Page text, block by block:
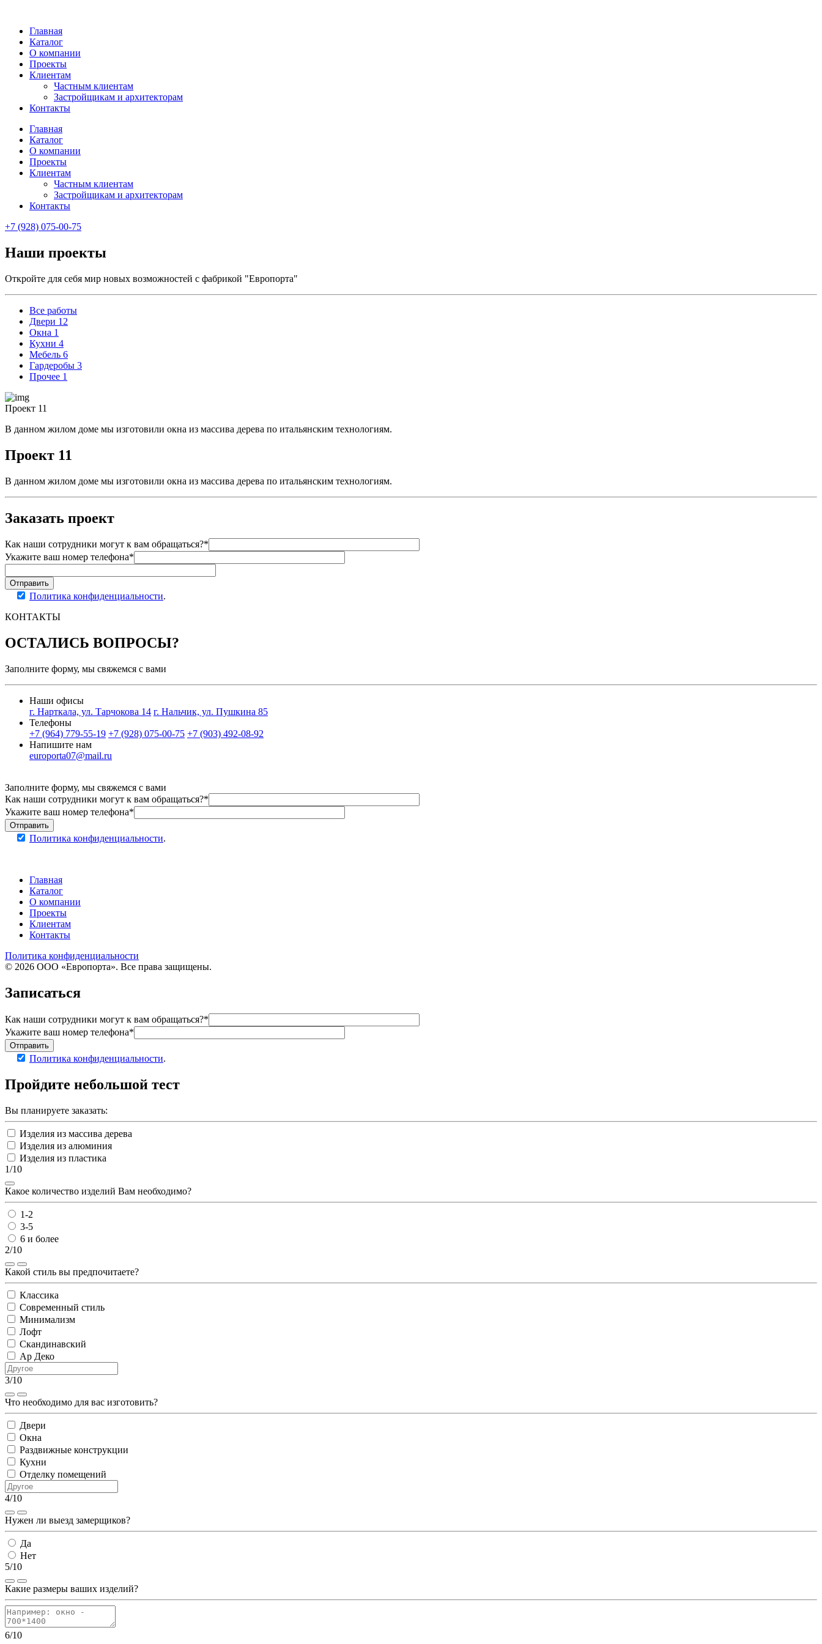
Главная
Каталог
О компании
Проекты
Клиентам
Частным клиентам
Застройщикам и архитекторам
Контакты
Главная
Каталог
О компании
Проекты
Клиентам
Частным клиентам
Застройщикам и архитекторам
Контакты
+7 (928) 075-00-75
Наши проекты
Откройте для себя мир новых возможностей с фабрикой "Европорта"
Все работы
Двери 12
Окна 1
Кухни 4
Мебель 6
Гардеробы 3
Прочее 1
Проект 11
В данном жилом доме мы изготовили окна из массива дерева по итальянским технологиям.
Проект 11
В данном жилом доме мы изготовили окна из массива дерева по итальянским технологиям.
Заказать проект
Как наши сотрудники могут к вам обращаться?*
Укажите ваш номер телефона*
Отправить
Политика конфиденциальности.
КОНТАКТЫ
ОСТАЛИСЬ ВОПРОСЫ?
Заполните форму, мы свяжемся с вами
Наши офисы
г. Нарткала, ул. Тарчокова 14 г. Нальчик, ул. Пушкина 85
Телефоны
+7 (964) 779-55-19 +7 (928) 075-00-75 +7 (903) 492-08-92
Напишите нам
europorta07@mail.ru
Заполните форму, мы свяжемся с вами
Как наши сотрудники могут к вам обращаться?*
Укажите ваш номер телефона*
Отправить
Политика конфиденциальности.
Главная
Каталог
О компании
Проекты
Клиентам
Контакты
Политика конфиденциальности
© 2026 ООО «Европорта». Все права защищены.
Записаться
Как наши сотрудники могут к вам обращаться?*
Укажите ваш номер телефона*
Отправить
Политика конфиденциальности.
Пройдите небольшой тест
Вы планируете заказать:
Изделия из массива дерева
Изделия из алюминия
Изделия из пластика
1/10
Какое количество изделий Вам необходимо?
1-2
3-5
6 и более
2/10
Какой стиль вы предпочитаете?
Классика
Современный стиль
Минимализм
Лофт
Скандинавский
Ар Деко
3/10
Что необходимо для вас изготовить?
Двери
Окна
Раздвижные конструкции
Кухни
Отделку помещений
4/10
Нужен ли выезд замерщиков?
Да
Нет
5/10
Какие размеры ваших изделий?
6/10